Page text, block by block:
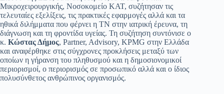
Μικροχειρουργικής, Νοσοκομείο ΚΑΤ, συζήτησαν τις
τελευταίες εξελίξεις, τις πρακτικές εφαρμογές αλλά και τα
ηθικά διλήμματα που φέρνει η ΤΝ στην ιατρική έρευνα, τη
διάγνωση και τη φροντίδα υγείας. Τη συζήτηση συντόνισε ο
κ. Κώστας Δήμος, Partner, Advisory, KPMG στην Ελλάδα
και αναφέρθηκε στις σύγχρονες προκλήσεις μεταξύ των
οποίων η γήρανση του πληθυσμού και η δημοσιονομικοί
περιορισμοί, ο περιορισμός σε προσωπικό αλλά και ο ίδιος
πολυσύνθετος ανθρώπινος οργανισμός.